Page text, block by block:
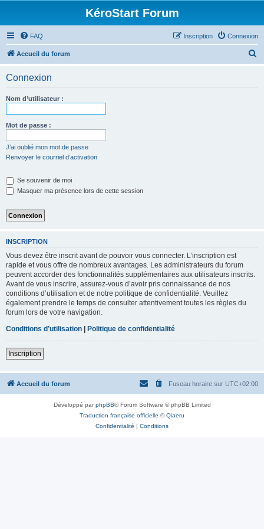
KéroStart Forum
FAQ Connexion
Inscription
Accueil du forum
Connexion
Nom d’utilisateur :
Mot de passe :
J’ai oublié mon mot de passe
Renvoyer le courriel d’activation
Se souvenir de moi
Masquer ma présence lors de cette session
INSCRIPTION
Vous devez être inscrit avant de pouvoir vous connecter. L’inscription est
rapide et vous offre de nombreux avantages. Les administrateurs du forum
peuvent accorder des fonctionnalités supplémentaires aux utilisateurs inscrits.
Avant de vous inscrire, assurez-vous d’avoir pris connaissance de nos
conditions d’utilisation et de notre politique de confidentialité. Veuillez
également prendre le temps de consulter attentivement toutes les règles du
forum lors de votre navigation.
Conditions d’utilisation | Politique de confidentialité
Inscription
Accueil du forum Fuseau horaire sur UTC+02:00
Développé parphpBB® Forum Software © phpBB Limited
Traduction française officielle ©Qiaeru
Confidentialité | Conditions